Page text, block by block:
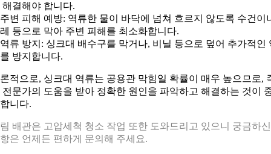
해결해야 합니다.
변 피해 예방: 역류한 물이 바닥에 넘쳐 흐르지 않도록 수건이
등으로 막아 주변 피해를 최소화합니다.
류 방지: 싱크대 배수구를 막거나, 비닐 등으로 덮어 추가적인
방지합니다.
적으로, 싱크대 역류는 공용관 막힘일 확률이 매우 높으므로,
전문가의 도움을 받아 정확한 원인을 파악하고 해결하는 것이
니다.
배관은 고압세척 청소 작업 또한 도와드리고 있으니 궁금하신
은 언제든 편하게 문의해 주세요.